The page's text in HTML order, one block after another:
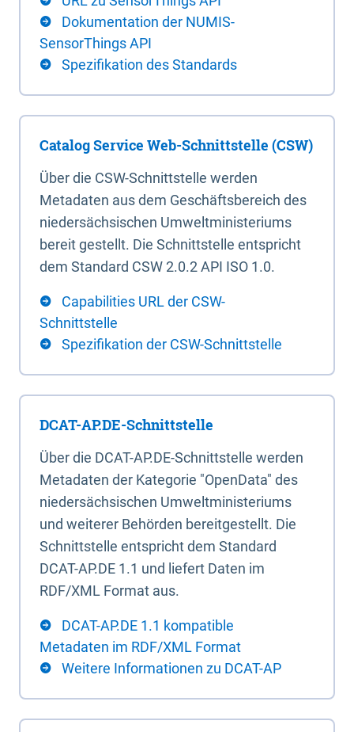
Dokumentation der NUMIS-
SensorThings API
Spezifikation des Standards
Catalog Service Web-Schnittstelle (CSW)
Über die CSW-Schnittstelle werden
Metadaten aus dem Geschäftsbereich des
niedersächsischen Umweltministeriums
bereit gestellt. Die Schnittstelle entspricht
dem Standard CSW 2.0.2 API ISO 1.0.
Capabilities URL der CSW-
Schnittstelle
Spezifikation der CSW-Schnittstelle
DCAT-AP.DE-Schnittstelle
Über die DCAT-AP.DE-Schnittstelle werden
Metadaten der Kategorie "OpenData" des
niedersächsischen Umweltministeriums
und weiterer Behörden bereitgestellt. Die
Schnittstelle entspricht dem Standard
DCAT-AP.DE 1.1 und liefert Daten im
RDF/XML Format aus.
DCAT-AP.DE 1.1 kompatible
Metadaten im RDF/XML Format
Weitere Informationen zu DCAT-AP